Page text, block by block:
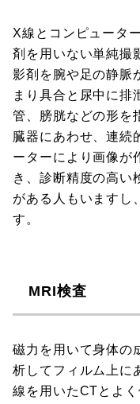
X線とコンピュータ
剤を用いない単純撮
影剤を腕や足の静脈
まり具合と尿中に排
管、膀胱などの形を
臓器にあわせ、連続
ーターにより画像が
き、診断精度の高い
がある人もいますし
す。
MRI検査
磁力を用いて身体の
析してフィルム上に
線を用いたCTとよ